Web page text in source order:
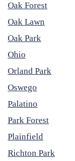
Oak Forest
Oak Lawn
Oak Park
Ohio
Orland Park
Oswego
Palatino
Park Forest
Plainfield
Richton Park